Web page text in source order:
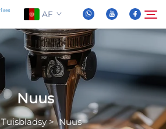
AF
Soek
Nuus
Tuisbladsy>Nuus